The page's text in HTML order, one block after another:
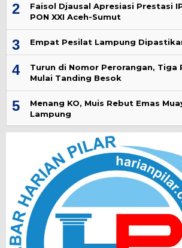
2
Faisol Djausal Apresiasi Prestasi
PON XXI Aceh-Sumut
3 Empat Pesilat Lampung
4
Turun di Nomor Perorangan, Tiga
Mulai Tanding Besok
5
Menang KO, Muis Rebut Emas
Lampung